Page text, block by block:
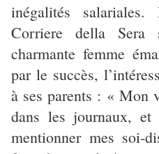
inégalités
Corriere della Sera
charmante femme
par le succès,
à ses parents : « Mon
dans les journaux, et
mentionner mes soi-